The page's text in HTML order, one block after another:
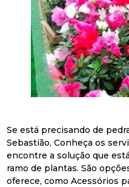
Se está precisando de
Sebastião, Conheça os
encontre a solução que
ramo de plantas. São
oferece, como Acessórios